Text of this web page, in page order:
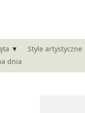
▾ Style artystyczne
dnia